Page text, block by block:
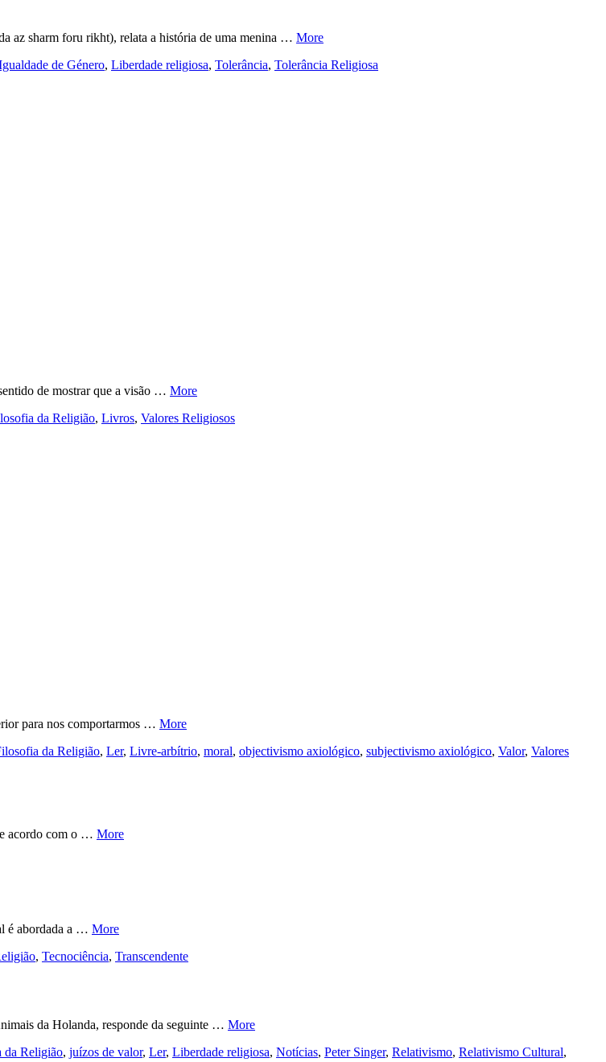
az sharm foru rikht), relata a história de uma menina … More
de Género, Liberdade religiosa, Tolerância, Tolerância Religiosa
de mostrar que a visão … More
da Religião, Livros, Valores Religiosos
para nos comportarmos … More
da Religião, Ler, Livre-arbítrio, moral, objectivismo axiológico, subjectivismo axiológico, Valor, Valores
acordo com o … More
é abordada a … More
, Tecnociência, Transcendente
da Holanda, responde da seguinte … More
da Religião, juízos de valor, Ler, Liberdade religiosa, Notícias, Peter Singer, Relativismo, Relativismo Cultural,